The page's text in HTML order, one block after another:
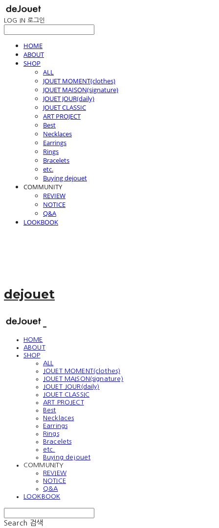
LOG IN 로그인
HOME
ABOUT
SHOP
ALL
JOUET MOMENT(clothes)
JOUET MAISON(signature)
JOUET JOUR(daily)
JOUET CLASSIC
ART PROJECT
Best
Necklaces
Earrings
Rings
Bracelets
etc.
Buying dejouet
COMMUNITY
REVIEW
NOTICE
Q&A
LOOKBOOK
dejouet
HOME
ABOUT
SHOP
ALL
JOUET MOMENT(clothes)
JOUET MAISON(signature)
JOUET JOUR(daily)
JOUET CLASSIC
ART PROJECT
Best
Necklaces
Earrings
Rings
Bracelets
etc.
Buying dejouet
COMMUNITY
REVIEW
NOTICE
Q&A
LOOKBOOK
Search 검색